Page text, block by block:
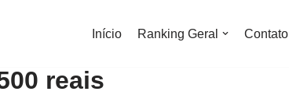
Início Ranking Geral Contato
reais